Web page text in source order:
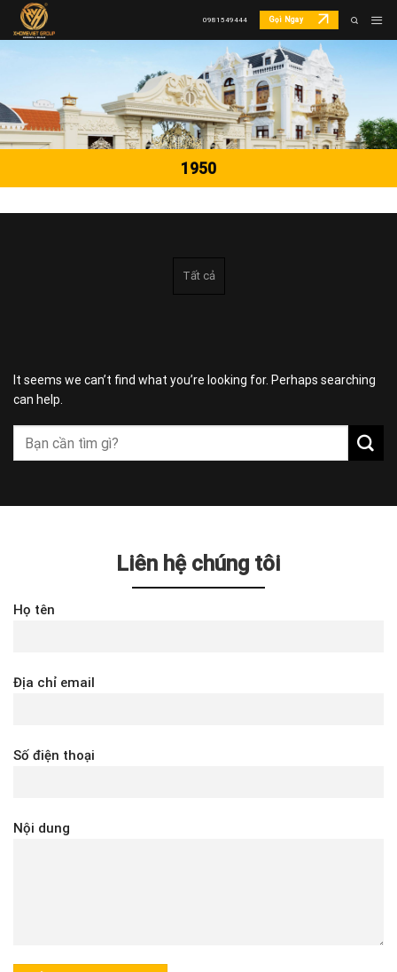
Skip
0981549444 Gọi Ngay
1950
Tất cả
It seems we can’t find what you’re looking for. Perhaps searching
can help.
Liên hệ chúng tôi
Họ tên
Địa chỉ email
Số điện thoại
Nội dung